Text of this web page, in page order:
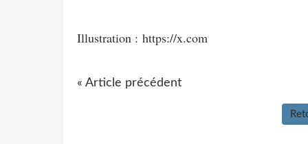
Illustration : https://x.com
« Article précédent